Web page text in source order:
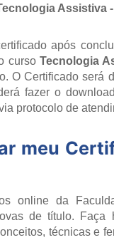
Assistiva
após
cursoTecnologia
O Certificado será
fazer o
protocolo de
meu
online da
de título.
técnicas e